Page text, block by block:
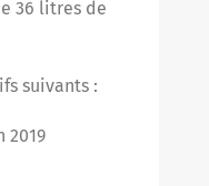
36 litres de
suivants :
2019